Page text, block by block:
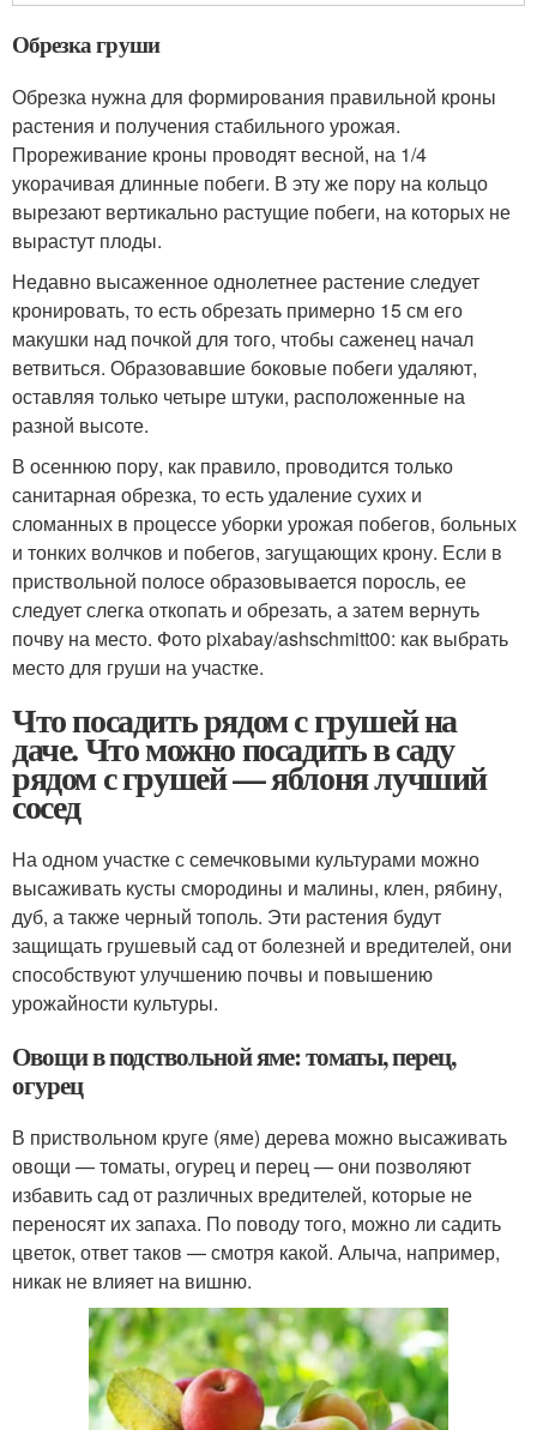
Обрезка груши
Обрезка нужна для формирования правильной кроны
растения и получения стабильного урожая.
Прореживание кроны проводят весной, на 1/4
укорачивая длинные побеги. В эту же пору на кольцо
вырезают вертикально растущие побеги, на которых не
вырастут плоды.
Недавно высаженное однолетнее растение следует
кронировать, то есть обрезать примерно 15 см его
макушки над почкой для того, чтобы саженец начал
ветвиться. Образовавшие боковые побеги удаляют,
оставляя только четыре штуки, расположенные на
разной высоте.
В осеннюю пору, как правило, проводится только
санитарная обрезка, то есть удаление сухих и
сломанных в процессе уборки урожая побегов, больных
и тонких волчков и побегов, загущающих крону. Если в
приствольной полосе образовывается поросль, ее
следует слегка откопать и обрезать, а затем вернуть
почву на место. Фото pixabay/ashschmitt00: как выбрать
место для груши на участке.
Что посадить рядом с грушей на
даче. Что можно посадить в саду
рядом с грушей — яблоня лучший
сосед
На одном участке с семечковыми культурами можно
высаживать кусты смородины и малины, клен, рябину,
дуб, а также черный тополь. Эти растения будут
защищать грушевый сад от болезней и вредителей, они
способствуют улучшению почвы и повышению
урожайности культуры.
Овощи в подствольной яме: томаты, перец,
огурец
В приствольном круге (яме) дерева можно высаживать
овощи — томаты, огурец и перец — они позволяют
избавить сад от различных вредителей, которые не
переносят их запаха. По поводу того, можно ли садить
цветок, ответ таков — смотря какой. Алыча, например,
никак не влияет на вишню.